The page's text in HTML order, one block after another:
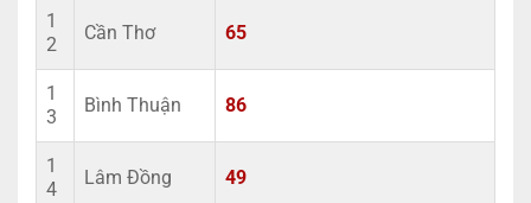
1
2
Cần Thơ 65
1
3
Bình Thuận 86
1
4
Lâm Đồng 49